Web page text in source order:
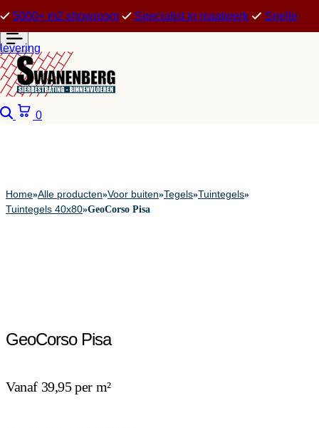
5000+ m2 showroom Specialist in maatwerk Snelle
levering
Zoeken
0
Home»Alle producten»Voor buiten»Tegels»Tuintegels»
Tuintegels 40x80»GeoCorso Pisa
GeoCorso Pisa
Vanaf 39,95 per m²